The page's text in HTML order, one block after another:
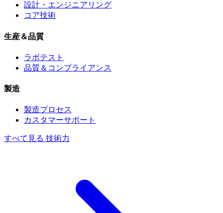
設計・エンジニアリング
コア技術
生産＆品質
ラボテスト
品質＆コンプライアンス
製造
製造プロセス
カスタマーサポート
すべて見る 技術力